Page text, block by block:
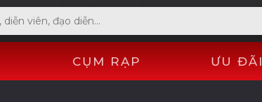
CỤM RẠP ƯU ĐÃI